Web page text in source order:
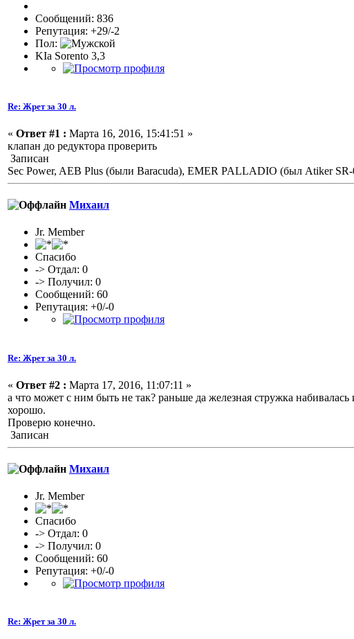
Сообщений: 836
Репутация: +29/-2
Пол:
KIa Sorento 3,3
Re: Жрет за 30 л.
« Ответ #1 : Марта 16, 2016, 15:41:51 »
клапан до редуктора проверить
Записан
Sec Power, AEB Plus (были Baracuda), EMER PALLADIO (был Atiker SR-
Михаил
Jr. Member
Спасибо
-> Отдал: 0
-> Получил: 0
Сообщений: 60
Репутация: +0/-0
Re: Жрет за 30 л.
« Ответ #2 : Марта 17, 2016, 11:07:11 »
а что может с ним быть не так? раньше да железная стружка
хорошо.
Проверю конечно.
Записан
Михаил
Jr. Member
Спасибо
-> Отдал: 0
-> Получил: 0
Сообщений: 60
Репутация: +0/-0
Re: Жрет за 30 л.